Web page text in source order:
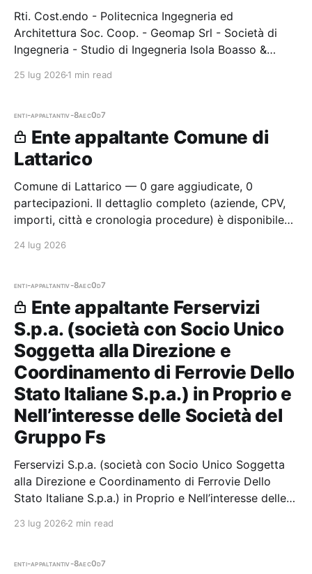
Rti. Cost.endo - Politecnica Ingegneria ed
Architettura Soc. Coop. - Geomap Srl - Società di
Ingegneria - Studio di Ingegneria Isola Boasso &
Srl. — 1 gare vinte, 1
25 lug 2026 1 min read
enti-appaltantiv-8aec0d7
Ente appaltante Comune di
Lattarico
Comune di Lattarico — 0 gare aggiudicate, 0
partecipazioni. Il dettaglio completo (aziende, CPV,
importi, città e cronologia procedure) è disponibile
24 lug 2026
enti-appaltantiv-8aec0d7
Ente appaltante Ferservizi
S.p.a. (società con Socio Unico
Soggetta alla Direzione e
Coordinamento di Ferrovie Dello
Stato Italiane S.p.a.) in Proprio e
Nell’interesse delle Società del
Gruppo Fs
Ferservizi S.p.a. (società con Socio Unico Soggetta
alla Direzione e Coordinamento di Ferrovie Dello
Stato Italiane S.p.a.) in Proprio e Nell’interesse delle
partecipazioni.
23 lug 2026 2 min read
enti-appaltantiv-8aec0d7